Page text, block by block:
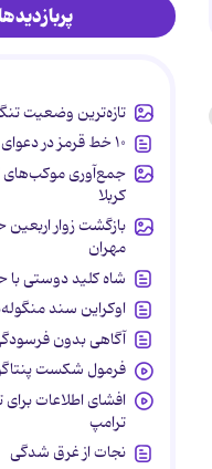
تازه‌ترین وضعیت
۱۰ خط قرمز در دعوای همسران
جمع‌آوری موکب‌های
کربلا
بازگشت زوار اربعین
مهران
شاه کلید دوستی با
اوکراین سند
آگاهی بدون
فرمول شکست
افشای اطلاعات برای
ترامپ
نجات از غرق شدگی